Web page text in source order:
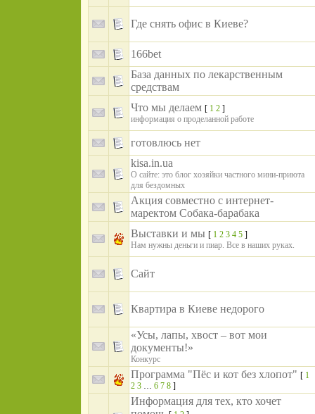
Где снять офис в Киеве?
166bet
База данных по лекарственным
средствам
Что мы делаем [ 1 2 ]
информация о проделанной работе
готовлюсь нет
kisa.in.ua
О сайте: это блог хозяйки частного мини-приюта
для бездомных
Акция совместно с интернет-
маректом Собака-барабака
Выставки и мы [ 1 2 3 4 5 ]
Нам нужны деньги и пиар. Все в наших руках.
Сайт
Квартира в Киеве недорого
«Усы, лапы, хвост – вот мои
документы!»
Конкурс
Программа "Пёс и кот без хлопот" [ 1
2 3 … 6 7 8 ]
Информация для тех, кто хочет